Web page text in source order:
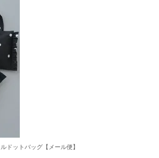
ドットバッグ【メール便】